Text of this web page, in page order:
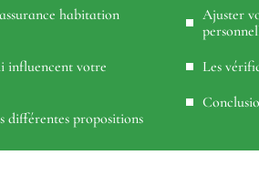
habitation
influencent votre
différentes propositions
Ajuster
Les